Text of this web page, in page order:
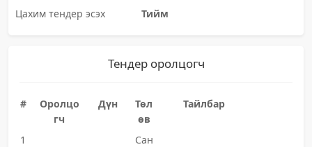
Цахим тендер эсэх
Тийм
Тендер оролцогч
#
Оролцо
гч
Дүн
Төл
өв
Тайлбар
1
Сан